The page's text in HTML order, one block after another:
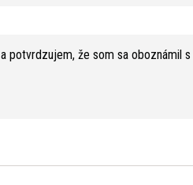
a potvrdzujem, že som sa oboznámil s